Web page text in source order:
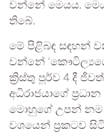
වන්නේ මෙයය.
තිබේ.
මේ පිළිබඳ සඳහන්
වන්නේ
ක්‍රිස්තු පූර්ව 4 දී
අධිරාජයාගේ
මොහුගේ උපන් නම
වශයෙන් ප්‍රකටව